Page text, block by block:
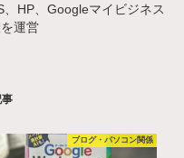
HP、Googleマイビジネス
運営
ブログ・パソコン関係